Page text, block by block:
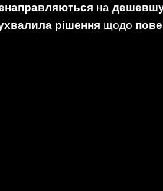
на
рішення щодо